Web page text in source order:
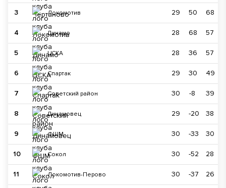
3 Локомотив 29 50 68
4 Динамо 28 68 57
5 ЦСКА 28 36 57
6 Спартак 29 30 49
7 Советский район 30 -8 39
8 Динамовец 29 -20 38
9 ФШМ 30 -33 30
10 Сокол 30 -52 28
11 Локомотив-Перово 30 -37 26